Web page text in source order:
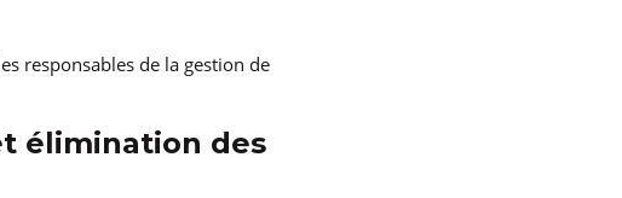
responsables de la gestion de
élimination des